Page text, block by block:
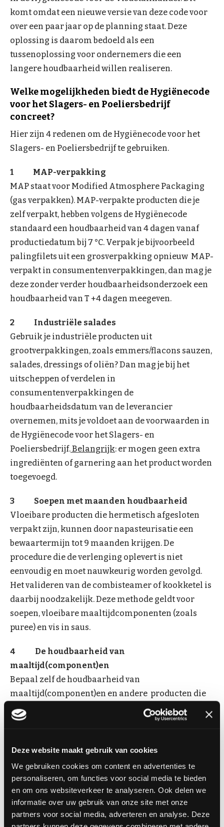
Deze website maakt gebruik van cookies
We gebruiken cookies om content en advertenties te
personaliseren, om functies voor social media te bieden
en om ons websiteverkeer te analyseren. Ook delen we
informatie over uw gebruik van onze site met onze
partners voor social media, adverteren en analyse. Deze
komt omdat een nieuwe versie van deze code voor
over een paar jaar op de planning staat. Deze
oplossing is daarom bedoeld als een
tussenoplossing voor ondernemers die een
langere houdbaarheid willen realiseren.
Welke mogelijkheden biedt de Hygiënecode
voor het Slagers- en Poeliersbedrijf
concreet?
Hier zijn 4 redenen om de Hygiënecode voor het
Slagers- en Poeliersbedrijf te gebruiken.
1 MAP-verpakking
MAP staat voor Modified Atmosphere Packaging
(gas verpakken). MAP-verpakte producten die je
zelf verpakt, hebben volgens de Hygiënecode
standaard een houdbaarheid van 4 dagen vanaf
productiedatum bij 7 °C. Verpak je bijvoorbeeld
palingfilets uit een grosverpakking opnieuw MAP-
verpakt in consumentenverpakkingen, dan mag je
deze zonder verder houdbaarheidsonderzoek een
houdbaarheid van T +4 dagen meegeven.
2 Industriële salades
Gebruik je industriële producten uit
grootverpakkingen, zoals emmers/flacons sauzen,
salades, dressings of oliën? Dan mag je bij het
uitscheppen of verdelen in
consumentenverpakkingen de
houdbaarheidsdatum van de leverancier
overnemen, mits je voldoet aan de voorwaarden in
de Hygiënecode voor het Slagers- en
Poeliersbedrijf.Belangrijk: er mogen geen extra
ingrediënten of garnering aan het product worden
toegevoegd.
3 Soepen met maanden houdbaarheid
Vloeibare producten die hermetisch afgesloten
verpakt zijn, kunnen door napasteurisatie een
bewaartermijn tot 9 maanden krijgen. De
procedure die de verlenging oplevert is niet
eenvoudig en moet nauwkeurig worden gevolgd.
Het valideren van de combisteamer of kookketel is
daarbij noodzakelijk. Deze methode geldt voor
soepen, vloeibare maaltijdcomponenten (zoals
puree) en vis in saus.
4 De houdbaarheid van
maaltijd(component)en
Bepaal zelf de houdbaarheid van
maaltijd(component)en en andere producten die
door de consument worden verhit. Dit geldt voor
maaltijd(component)en, sauzen, snacks,
thuis verhit en direct consumeert. De visspecialist
mag de houdbaarheidstermijn vaststellen, mits er
een juiste bereidingsinstructie aanwezig is
(effectief minimaal 75˚C in de kern). Deze
houdbaarheidstermijn wordt bepaald door
kwaliteitskenmerken zoals bederf, verkleuring of